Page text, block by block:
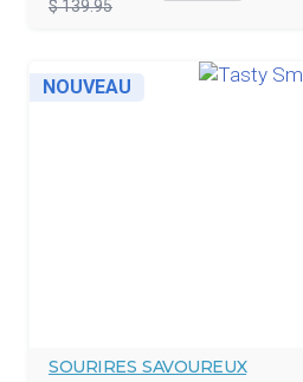
$ 139.95
NOUVEAU
SOURIRES SAVOUREUX